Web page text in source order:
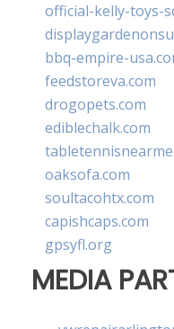
official-kelly-toys-
bbq-empire-
feedstoreva.com
drogopets.com
ediblechalk.com
oaksofa.com
soultacohtx.com
capishcaps.com
gpsyfl.org
MEDIA